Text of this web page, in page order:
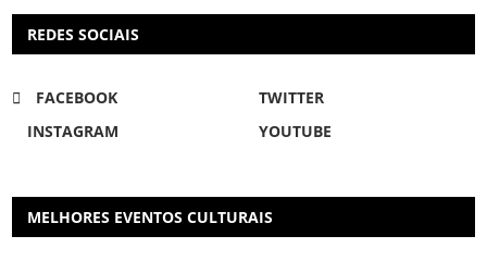
REDES SOCIAIS
FACEBOOK
TWITTER
INSTAGRAM
YOUTUBE
MELHORES EVENTOS CULTURAIS